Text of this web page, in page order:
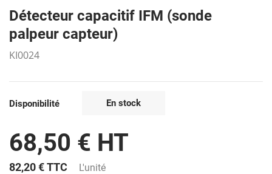
Détecteur capacitif IFM (sonde
palpeur capteur)
KI0024
Disponibilité En stock
68,50 € HT
82,20 €TTC L'unité